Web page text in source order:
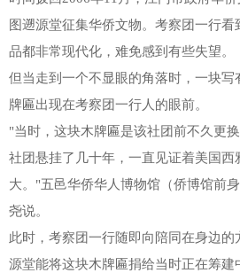
图遡源堂征集华侨文物。考察团一行
品都非常现代化，难免感到有些失望。
但当走到一个不显眼的角落时，一块
牌匾出现在考察团一行人的眼前。
"当时，这块木牌匾是该社团前不久更
社团悬挂了几十年，一直见证着美国西
大。"五邑华侨华人博物馆（侨博馆前
尧说。
此时，考察团一行随即向陪同在身边
源堂能将这块木牌匾捐给当时正在筹建